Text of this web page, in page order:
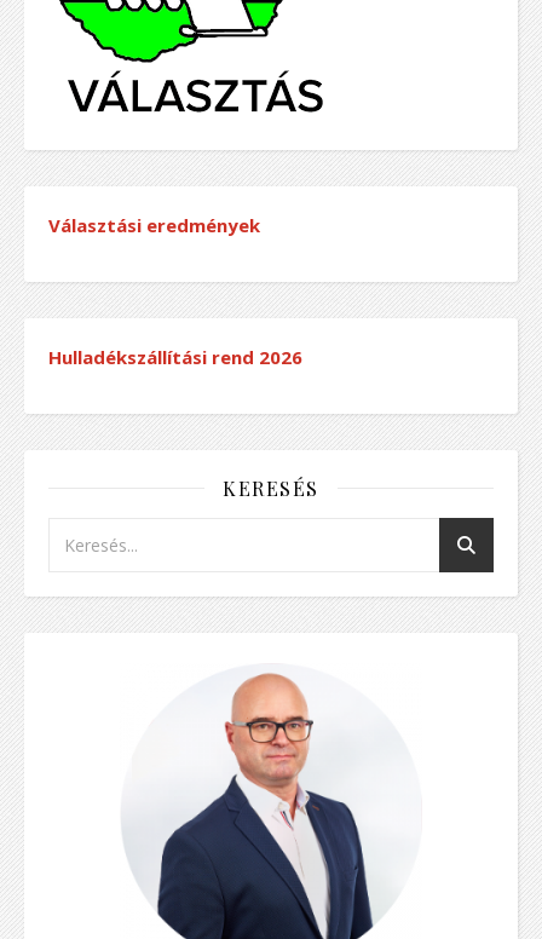
Választási eredmények
Hulladékszállítási rend 2026
KERESÉS